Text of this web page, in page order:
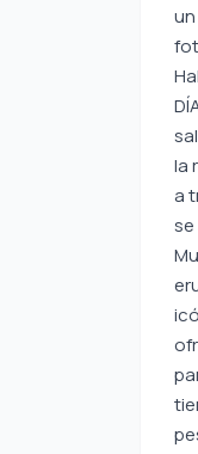
la
a